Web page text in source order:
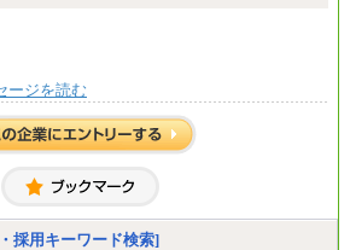
中も給与に変更はございません
／20万5000円以上(正社員・準社員）
す
長支援金(10,000円）を含む
Workstyle支援金(月額4,000円）
ージを読む
採用キーワード検索]